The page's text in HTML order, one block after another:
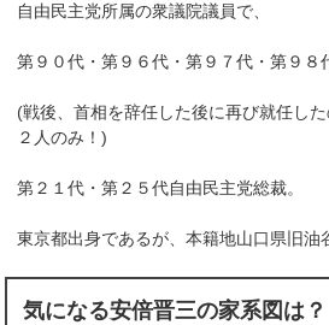
自由民主党所属の衆議院議員で、
第９０代・第９６代・第９７代・第９８
(戦後、首相を辞任した後に再び就任し
２人のみ！)
第２１代・第２５代自由民主党総裁。
東京都出身であるが、本籍地山口県旧油
気になる安倍晋三の家系図は？